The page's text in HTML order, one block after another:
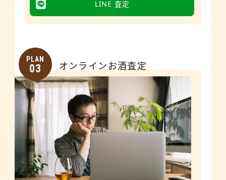
LINE 査定
PLAN
03 オンラインお酒査定